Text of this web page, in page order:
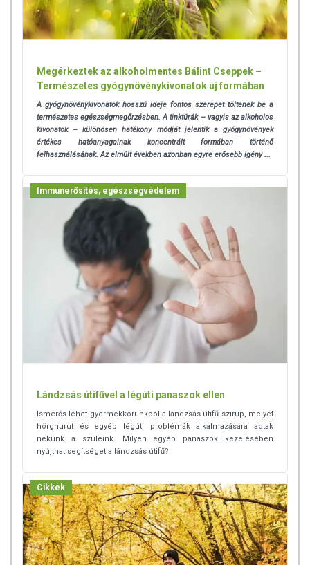
használatát beszélje meg kezelőorvosával. Az ajánlott napi
fogyasztási mennyiséget ne lépje túl! Ne szedje a készítményt, ha az
összetevők bármelyikére érzékeny vagy allergiás! Kisgyermektől
Megérkeztek az alkoholmentes Bálint Cseppek –
Természetes gyógynövénykivonatok új formában
A gyógynövénykivonatok hosszú ideje fontos szerepet töltenek be a
természetes egészségmegőrzésben. A tinktúrák – vagyis az alkoholos
kivonatok – különösen hatékony módját jelentik a gyógynövények
értékes hatóanyagainak koncentrált formában történő
felhasználásának.Az elmúlt években azonban egyre erősebb igény ...
Immunerősítés, egészségvédelem
Lándzsás útifűvel a légúti panaszok ellen
Ismerős lehet gyermekkorunkból a lándzsás útifű szirup, melyet
hörghurut és egyéb légúti problémák alkalmazására adtak
nekünk a szüleink. Milyen egyéb panaszok kezelésében
nyújthat segítséget a lándzsás útifű?
Cikkek